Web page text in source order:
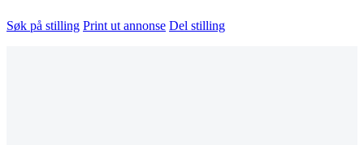
Søk på stilling Print ut annonse Del stilling